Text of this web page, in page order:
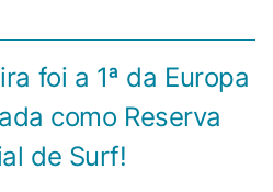
foi a 1ª da Europa
como Reserva
de Surf!